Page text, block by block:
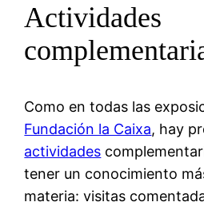
Actividades
Como en todas las
Fundación la Caixa, hay
actividades
tener un conocimiento
materia: visitas